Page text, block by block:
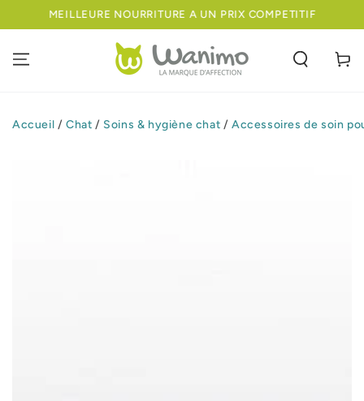
IGNORER LE
MEILLEURE NOURRITURE A UN PRIX COMPETITIF
Panier
Accueil / Chat / Soins & hygiène chat / Accessoires de soin